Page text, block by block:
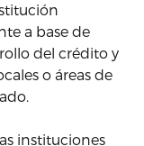
a base de
del crédito y
o áreas de
instituciones